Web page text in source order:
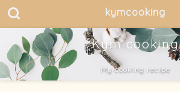
kymcooking
Kym cooking
My cooking recipe